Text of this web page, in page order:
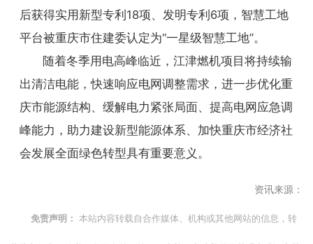
后获得实用新型专利18项、发明专利6项，智慧工地
平台被重庆市住建委认定为“一星级智慧工地”。
随着冬季用电高峰临近，江津燃机项目将持续输
出清洁电能，快速响应电网调整需求，进一步优化重
庆市能源结构、缓解电力紧张局面、提高电网应急调
峰能力，助力建设新型能源体系、加快重庆市经济社
会发展全面绿色转型具有重要意义。
资讯来源：
免责声明： 本站内容转载自合作媒体、机构或其他网站的信息，转